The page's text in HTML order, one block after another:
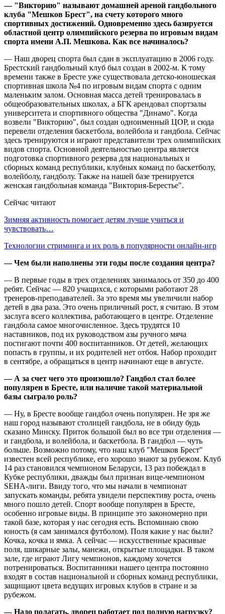
— "Викторию" называют домашней ареной гандбольного
клуба "Мешков Брест", на счету которого много
спортивных достижений. Одновременно здесь базируется
областной центр олимпийского резерва по игровым видам
спорта имени А.П. Мешкова. Как все начиналось?
— Наш дворец спорта был сдан в эксплуатацию в 2006 году.
Брестский гандбольный клуб был создан в 2002-м. К тому
времени также в Бресте уже существовала детско-юношеская
спортивная школа №4 по игровым видам спорта с одним
маленьким залом. Основная масса детей тренировалась в
общеобразовательных школах, а БГК арендовал спортзалы
университета и спортивного общества "Динамо". Когда
возвели "Викторию", был создан одноименный ЦОР, и сюда
перевели отделения баскетбола, волейбола и гандбола. Сейчас
здесь тренируются и играют представители трех олимпийских
видов спорта. Основной деятельностью центра является
подготовка спортивного резерва для национальных и
сборных команд республики, клубных команд по баскетболу,
волейболу, гандболу. Также на нашей базе тренируется
женская гандбольная команда "Виктория-Берестье".
Сейчас читают
Зимняя активность помогает детям лучше учиться и
чувствовать…
Технологии стриминга и их роль в популярности онлайн-игр
— Чем были наполнены эти годы после создания центра?
— В первые годы в трех отделениях занималось от 350 до 400
ребят. Сейчас — 820 учащихся, с которыми работают 28
тренеров-преподавателей. За это время мы увеличили набор
детей в два раза. Это очень приличный рост, я считаю. В этом
заслуга всего коллектива, работающего в центре. Отделение
гандбола самое многочисленное. Здесь трудятся 10
наставников, под их руководством азы ручного мяча
постигают почти 400 воспитанников. От детей, желающих
попасть в группы, и их родителей нет отбоя. Набор проходит
в сентябре, а обращаться в центр начинают еще в августе.
— А за счет чего это произошло? Гандбол стал более
популярен в Бресте, или наличие такой материальной
базы сыграло роль?
— Ну, в Бресте вообще гандбол очень популярен. Не зря же
наш город называют столицей гандбола, не в обиду будь
сказано Минску. Приток большой был во все три отделения —
и гандбола, и волейбола, и баскетбола. В гандбол — чуть
больше. Возможно потому, что наш клуб "Мешков Брест"
известен всей республике, его хорошо знают за рубежом. Клуб
14 раз становился чемпионом Беларуси, 13 раз побеждал в
Кубке республики, дважды был признан вице-чемпионом
SЕНА-лиги. Ввиду того, что мы начали в чемпионат
запускать команды, ребята увидели перспективу роста, очень
много пошло детей. Спорт вообще популярен в Бресте,
особенно игровые виды. В принципе это закономерно при
такой базе, которая у нас сегодня есть. Вспоминаю свою
юность (я сам занимался футболом). Поля какие у нас были?
Кочка, кочка и ямка. А сейчас — искусственные красивые
поля, шикарные залы, манежи, открытые площадки. В таком
зале, где играют Лигу чемпионов, каждому хочется
потренироваться. Воспитанники нашего центра постоянно
входят в состав национальной и сборных команд республики,
защищают цвета ведущих игровых клубов в стране и за
рубежом.
— Надо полагать, дворец работает под полную нагрузку?